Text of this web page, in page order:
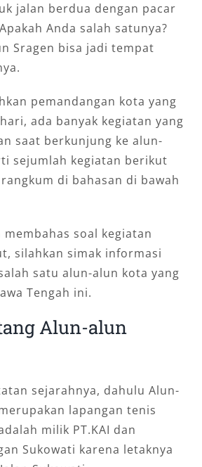
jalan berdua dengan pacar
Anda salah satunya?
Sragen bisa jadi tempat
pemandangan kota yang
ada banyak kegiatan yang
saat berkunjung ke alun-
sejumlah kegiatan berikut
di bahasan di bawah
soal kegiatan
silahkan simak informasi
satu alun-alun kota yang
Tengah ini.
Alun-alun
sejarahnya, dahulu Alun-
lapangan tenis
milik PT.KAI dan
Sukowati karena letaknya